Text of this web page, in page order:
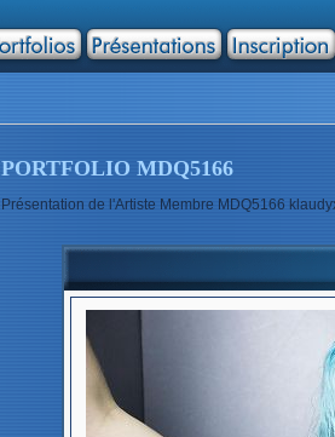
PORTFOLIO MDQ5166
Présentation de l'Artiste Membre MDQ5166